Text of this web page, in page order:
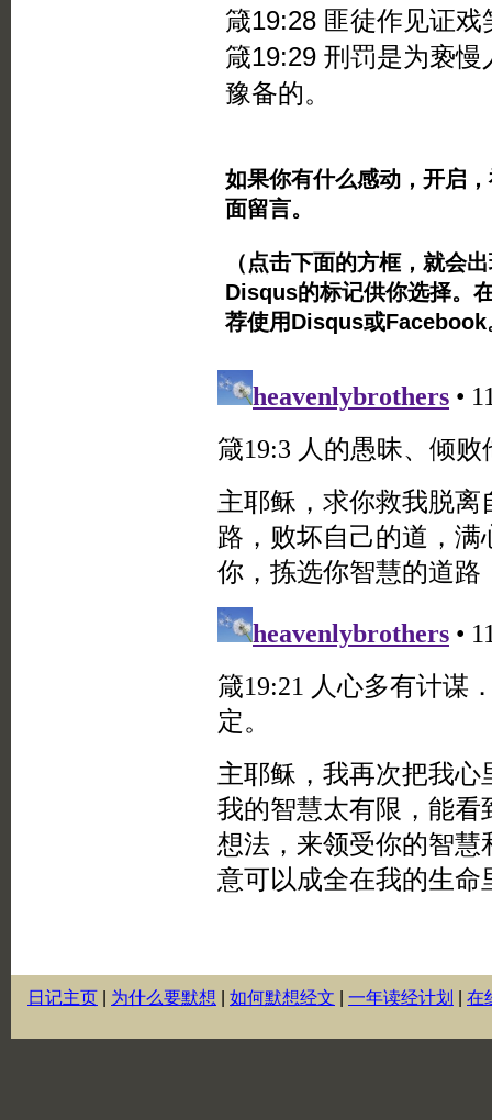
箴19:28 匪徒作见证
箴19:29 刑罚是为亵
豫备的。
如果你有什么感动，开启
面留言。
（点击下面的方框，就会
Disqus的标记供你选择。
荐使用Disqus或
日记主页 为什么要默想 如何默想经文 一年读经计划 在